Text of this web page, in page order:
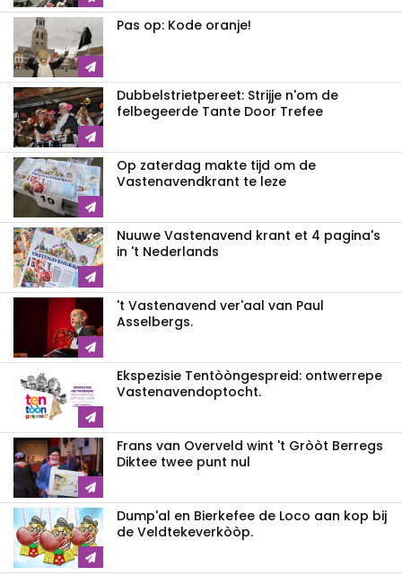
Pas op: Kode oranje!
Dubbelstrietpereet: Strijje n'om de
felbegeerde Tante Door Trefee
Op zaterdag makte tijd om de
Vastenavendkrant te leze
Nuuwe Vastenavend krant et 4 pagina's
in 't Nederlands
't Vastenavend ver'aal van Paul
Asselbergs.
Ekspezisie Tentòòngespreid: ontwerrepe
Vastenavendoptocht.
Frans van Overveld wint 't Gròòt Berregs
Diktee twee punt nul
Dump'al en Bierkefee de Loco aan kop bij
de Veldtekeverkòòp.